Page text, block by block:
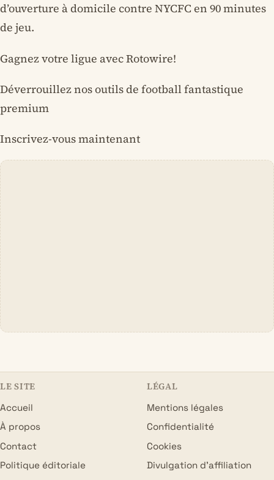
d’ouverture à domicile contre NYCFC en 90 minutes
de jeu.
Gagnez votre ligue avec Rotowire!
Déverrouillez nos outils de football fantastique
premium
Inscrivez-vous maintenant
LE SITE
Accueil
À propos
Contact
Politique éditoriale
LÉGAL
Mentions légales
Confidentialité
Cookies
Divulgation d’affiliation